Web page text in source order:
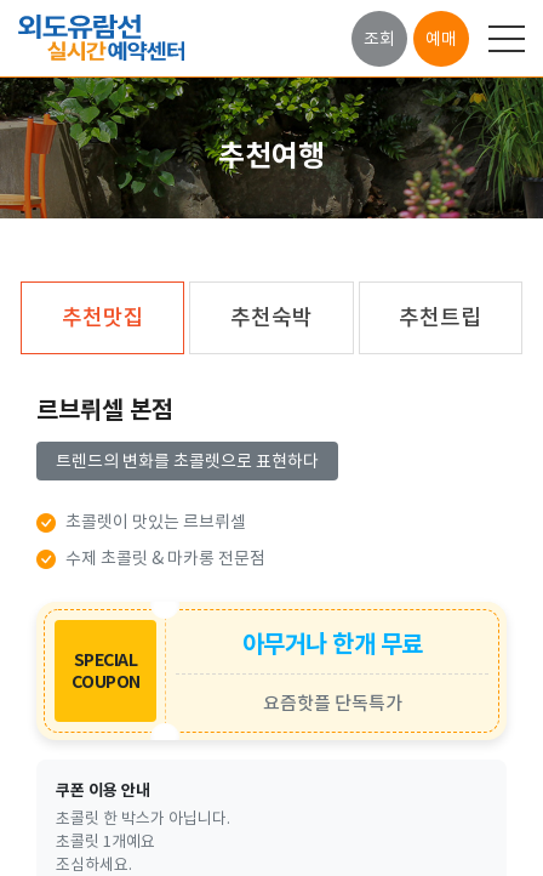
조회 예매
추천여행
추천맛집 추천숙박 추천트립
르브뤼셀 본점
트렌드의 변화를 초콜렛으로 표현하다
초콜렛이 맛있는 르브뤼셀
수제 초콜릿 & 마카롱 전문점
SPECIAL
COUPON
아무거나 한개 무료
요즘핫플 단독특가
쿠폰 이용 안내
초콜릿 한 박스가 아닙니다.
초콜릿 1개예요
조심하세요.